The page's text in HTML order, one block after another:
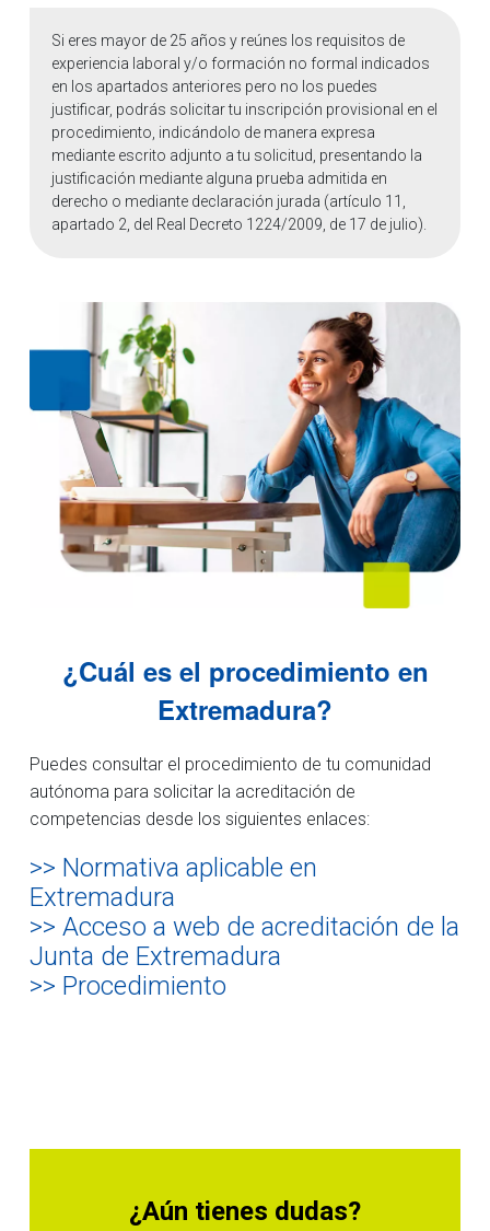
Si eres mayor de 25 años y reúnes los requisitos de
experiencia laboral y/o formación no formal indicados
en los apartados anteriores pero no los puedes
justificar, podrás solicitar tu inscripción provisional en el
procedimiento, indicándolo de manera expresa
mediante escrito adjunto a tu solicitud, presentando la
justificación mediante alguna prueba admitida en
derecho o mediante declaración jurada (artículo 11,
apartado 2, del Real Decreto 1224/2009, de 17 de julio).
¿Cuál es el procedimiento en
Extremadura?
Puedes consultar el procedimiento de tu comunidad
autónoma para solicitar la acreditación de
competencias desde los siguientes enlaces:
>> Normativa aplicable en
Extremadura
>> Acceso a web de acreditación de la
Junta de Extremadura
>> Procedimiento
¿Aún tienes dudas?